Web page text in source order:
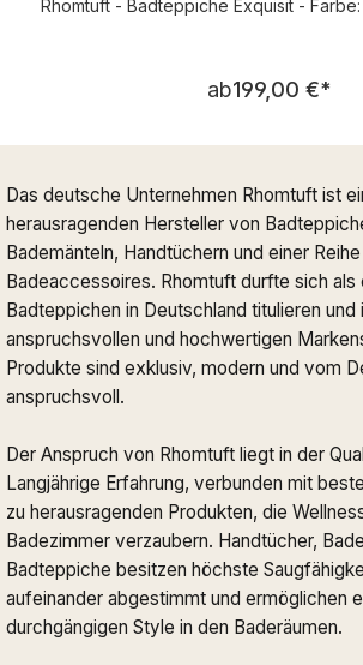
Rhomtuft - Badteppiche Exquisit -
Regulärer
ab199,00 €*
Das deutsche Unternehmen Rhomtuft ist
herausragenden Hersteller von
Bademänteln, Handtüchern und einer
Badeaccessoires. Rhomtuft durfte sich
Badteppichen in Deutschland titulieren und
anspruchsvollen und hochwertigen
Produkte sind exklusiv, modern und vom
anspruchsvoll.
Der Anspruch von Rhomtuft liegt in der
Langjährige Erfahrung, verbunden mit
zu herausragenden Produkten, die
Badezimmer verzaubern. Handtücher,
Badteppiche besitzen höchste
aufeinander abgestimmt und ermöglichen
durchgängigen Style in den Baderäumen.